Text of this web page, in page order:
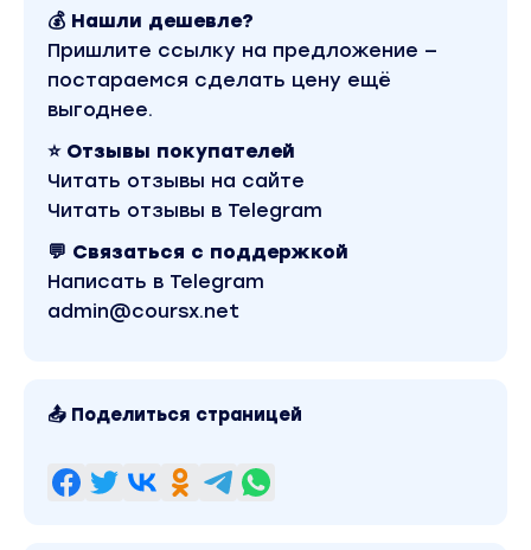
💰 Нашли дешевле?
Пришлите ссылку на предложение —
постараемся сделать цену ещё
выгоднее.
⭐ Отзывы покупателей
Читать отзывы на сайте
Читать отзывы в Telegram
💬 Связаться с поддержкой
Написать в Telegram
admin@coursx.net
📤 Поделиться страницей